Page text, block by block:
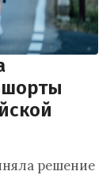
решение